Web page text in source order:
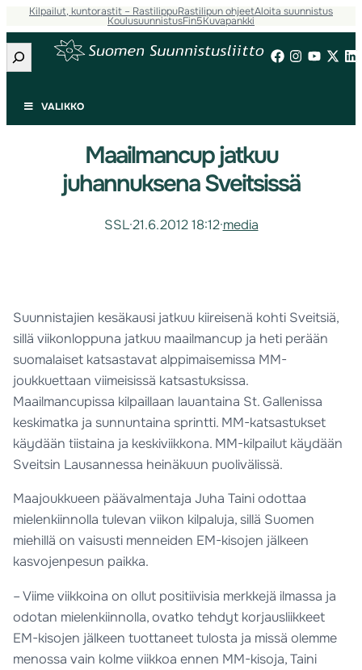
Kilpailut, kuntorastit – RastilippuRastilipun ohjeetAloita suunnistus
KoulusuunnistusFin5Kuvapankki
Etsi
VALIKKO
Maailmancup jatkuu
juhannuksena Sveitsissä
SSL·21.6.2012 18:12·media
Suunnistajien kesäkausi jatkuu kiireisenä kohti Sveitsiä,
sillä viikonloppuna jatkuu maailmancup ja heti perään
suomalaiset katsastavat alppimaisemissa MM-
joukkuettaan viimeisissä katsastuksissa.
Maailmancupissa kilpaillaan lauantaina St. Gallenissa
keskimatka ja sunnuntaina sprintti. MM-katsastukset
käydään tiistaina ja keskiviikkona. MM-kilpailut käydään
Sveitsin Lausannessa heinäkuun puolivälissä.
Maajoukkueen päävalmentaja Juha Taini odottaa
mielenkiinnolla tulevan viikon kilpaluja, sillä Suomen
miehillä on vaisusti menneiden EM-kisojen jälkeen
kasvojenpesun paikka.
– Viime viikkoina on ollut positiivisia merkkejä ilmassa ja
odotan mielenkiinnolla, ovatko tehdyt korjausliikkeet
EM-kisojen jälkeen tuottaneet tulosta ja missä olemme
menossa vain kolme viikkoa ennen MM-kisoja, Taini